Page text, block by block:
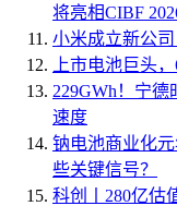
将亮相CIBF
小米成立新公司
上市电池巨头
229GWh！宁
速度
钠电池商业化
些关键信号？
科创丨280亿估